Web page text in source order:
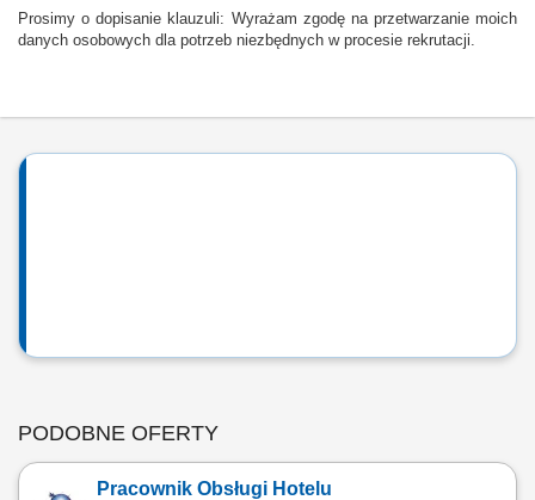
Prosimy o dopisanie klauzuli: Wyrażam zgodę na przetwarzanie moich
danych osobowych dla potrzeb niezbędnych w procesie rekrutacji.
PODOBNE OFERTY
Pracownik Obsługi Hotelu